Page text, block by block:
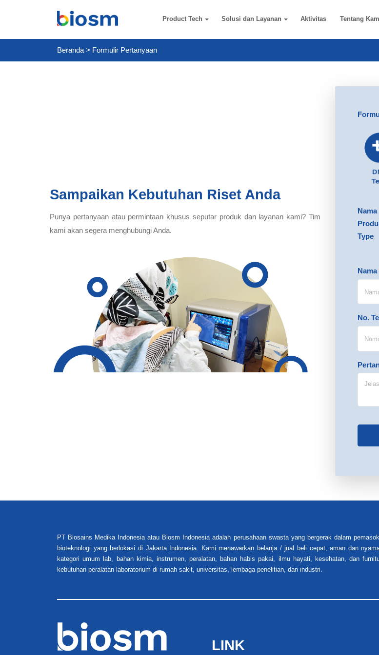
Product Tech Solusi dan Layanan Aktivitas Tentang
Beranda > Formulir Pertanyaan
Sampaikan Kebutuhan Riset Anda
Punya pertanyaan atau permintaan khusus seputar produk dan layanan kami? Tim
kami akan segera menghubungi Anda.
Nama
Type
Nama
No.
PT Biosains Medika Indonesia atau Biosm Indonesia adalah perusahaan swasta yang bergerak dalam
bioteknologi yang berlokasi di Jakarta Indonesia. Kami menawarkan belanja / jual beli cepat, aman dan
kategori umum lab, bahan kimia, instrumen, peralatan, bahan habis pakai, ilmu hayati, kesehatan, dan
kebutuhan peralatan laboratorium di rumah sakit, universitas, lembaga penelitian, dan industri.
LINK